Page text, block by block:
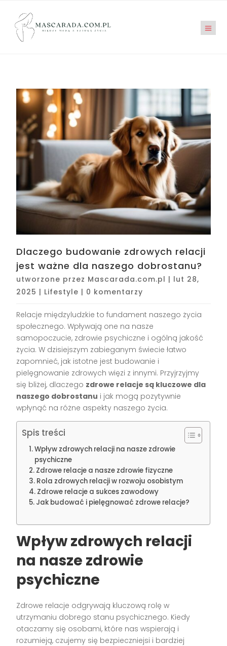
Dlaczego budowanie zdrowych relacji
jest ważne dla naszego dobrostanu?
utworzone przez Mascarada.com.pl | lut 28,
2025 | Lifestyle | 0 komentarzy
Relacje międzyludzkie to fundament naszego życia
społecznego. Wpływają one na nasze
samopoczucie, zdrowie psychiczne i ogólną jakość
życia. W dzisiejszym zabieganym świecie łatwo
zapomnieć, jak istotne jest budowanie i
pielęgnowanie zdrowych więzi z innymi. Przyjrzyjmy
się bliżej, dlaczego zdrowe relacje są kluczowe dla
naszego dobrostanu i jak mogą pozytywnie
wpłynąć na różne aspekty naszego życia.
Spis treści
Wpływ zdrowych relacji na nasze zdrowie
psychiczne
Zdrowe relacje a nasze zdrowie fizyczne
Rola zdrowych relacji w rozwoju osobistym
Zdrowe relacje a sukces zawodowy
Jak budować i pielęgnować zdrowe relacje?
Wpływ zdrowych relacji
na nasze zdrowie
psychiczne
Zdrowe relacje odgrywają kluczową rolę w
utrzymaniu dobrego stanu psychicznego. Kiedy
otaczamy się osobami, które nas wspierają i
rozumieją, czujemy się bezpieczniejsi i bardziej